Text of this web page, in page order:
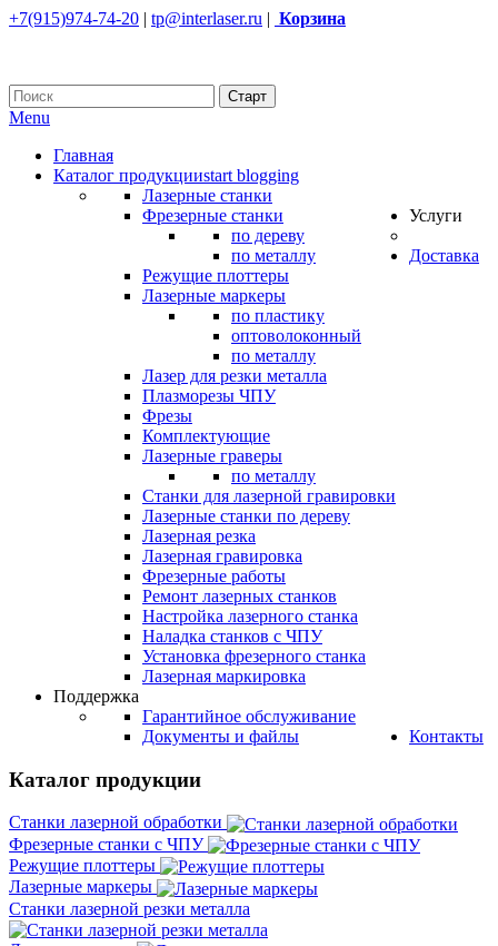
+7(915)974-74-20 | tp@interlaser.ru | Корзина
Menu
Главная
Каталог продукцииstart blogging
Лазерные станки
Фрезерные станки
по дереву
по металлу
Режущие плоттеры
Лазерные маркеры
по пластику
оптоволоконный
по металлу
Лазер для резки металла
Плазморезы ЧПУ
Фрезы
Комплектующие
Лазерные граверы
по металлу
Станки для лазерной гравировки
Лазерные станки по дереву
Услуги
Лазерная резка
Лазерная гравировка
Фрезерные работы
Ремонт лазерных станков
Настройка лазерного станка
Наладка станков с ЧПУ
Установка фрезерного станка
Лазерная маркировка
Доставка
Поддержка
Гарантийное обслуживание
Документы и файлы
Контакты
Каталог продукции
Станки лазерной обработки
Фрезерные станки с ЧПУ
Режущие плоттеры
Лазерные маркеры
Станки лазерной резки металла